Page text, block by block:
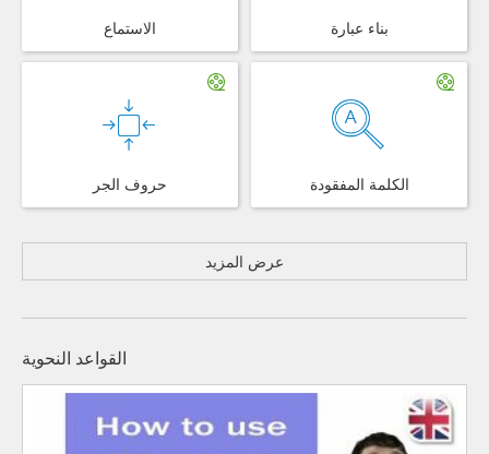
الاستماع بناء عبارة
حروف الجر الكلمة المفقودة
عرض المزيد
القواعد النحوية